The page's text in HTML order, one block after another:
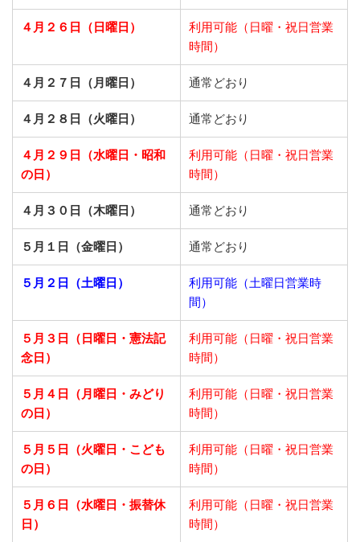
４月２６日（日曜日）
利用可能（日曜・祝日営業
時間）
４月２７日（月曜日） 通常どおり
４月２８日（火曜日） 通常どおり
４月２９日（水曜日・昭和
の日）
利用可能（日曜・祝日営業
時間）
４月３０日（木曜日） 通常どおり
５月１日（金曜日） 通常どおり
５月２日（土曜日）
利用可能（土曜日営業時
間）
５月３日（日曜日・憲法記
念日）
利用可能（日曜・祝日営業
時間）
５月４日（月曜日・みどり
の日）
利用可能（日曜・祝日営業
時間）
５月５日（火曜日・こども
の日）
利用可能（日曜・祝日営業
時間）
５月６日（水曜日・振替休
日）
利用可能（日曜・祝日営業
時間）